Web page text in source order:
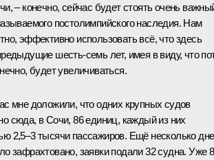
– конечно, сейчас будет стоять очень
постолимпийского наследия. Нам
эффективно использовать всё, что здесь
шесть-семь лет, имея в виду, что
будет увеличиваться.
мне доложили, что одних крупных судов
сюда, в Сочи, 86 единиц, каждый из них
2,5–3 тысячи пассажиров. Ещё несколько
зафрахтовано, заявки подали 32 судна. Уже